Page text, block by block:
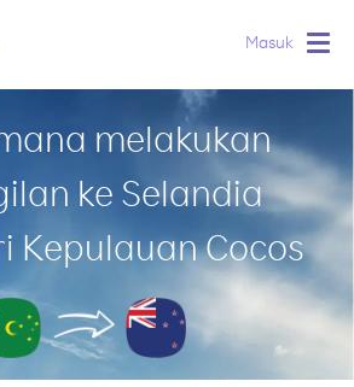
Masuk
melakukan
ke Selandia
Kepulauan Cocos